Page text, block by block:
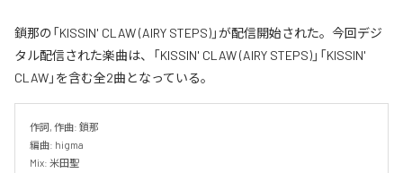
鎖那の「KISSIN' CLAW (AIRY STEPS)」が配信開始された。今回デジ
タル配信された楽曲は、「KISSIN' CLAW (AIRY STEPS)」「KISSIN'
CLAW」を含む全2曲となっている。
作詞, 作曲: 鎖那
編曲: higma
Mix: 米田聖